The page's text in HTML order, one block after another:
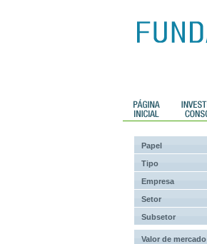
Histórico de cotações
Papel
Tipo
Empresa
Setor
Subsetor
Valor de mercado